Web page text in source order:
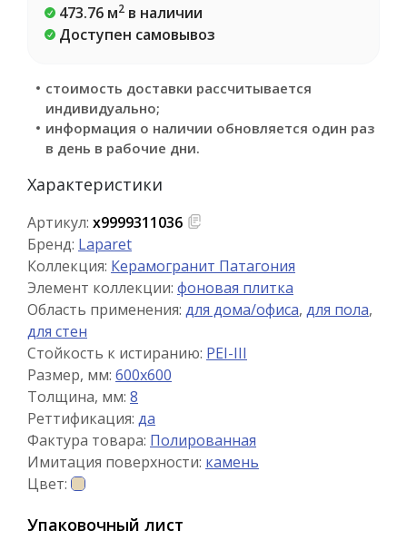
473.76 м2 в наличии
Доступен самовывоз
стоимость доставки рассчитывается
индивидуально;
информация о наличии обновляется один раз
в день в рабочие дни.
Характеристики
Артикул: х9999311036
Бренд: Laparet
Коллекция: Керамогранит Патагония
Элемент коллекции: фоновая плитка
Область применения: для дома/офиса, для пола,
для стен
Стойкость к истиранию: PEI-III
Размер, мм: 600x600
Толщина, мм: 8
Реттификация: да
Фактура товара: Полированная
Имитация поверхности: камень
Цвет:
Упаковочный лист